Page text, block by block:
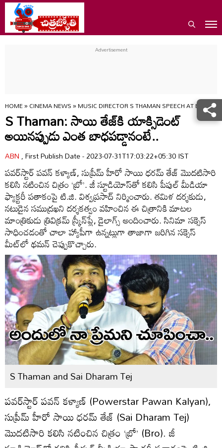
HOME»CINEMA NEWS»MUSIC DIRECTOR S THAMAN SPEECH AT BRO
S Thaman: సాయి తేజ్‌కి యాక్సిడెంట్
అయినప్పుడు ఎంత బాధపడ్డానంటే..
ABN, First Publish Date - 2023-07-31T17:03:22+05:30 IST
పవర్‌స్టార్ పవన్ కళ్యాణ్, సుప్రీమ్ హీరో సాయి ధరమ్ తేజ్ మొదటిసారి
కలిసి నటించిన చిత్రం ‘బ్రో’. జీ స్టూడియోస్‌తో కలిసి పీపుల్ మీడియా
ఫ్యాక్టరీ పతాకంపై టి.జి. విశ్వప్రసాద్ నిర్మించారు. తమిళ దర్శకుడు,
నటుడైన సముద్రఖని దర్శకత్వం వహించిన ఈ చిత్రానికి మాటల
మాంత్రికుడు త్రివిక్రమ్ స్క్రీన్‌ప్లే, డైలాగ్స్ అందించారు. సినిమా సక్సెస్
సాధించడంతో చాలా హ్యాపీగా ఉన్నట్లుగా తాజాగా జరిగిన సక్సెస్
మీట్‌లో థమన్ చెప్పుకొచ్చారు.
S Thaman and Sai Dharam Tej
పవర్‌స్టార్ పవన్ కళ్యాణ్ (Powerstar Pawan Kalyan),
సుప్రీమ్ హీరో సాయి ధరమ్ తేజ్ (Sai Dharam Tej)
మొదటిసారి కలిసి నటించిన చిత్రం ‘బ్రో’ (Bro). జీ